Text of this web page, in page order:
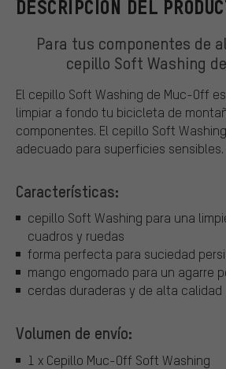
DESCRIPCIÓN DEL
Para tus componentes de
cepillo Soft Washing
El cepillo Soft Washing de Muc-Off
limpiar a fondo tu bicicleta de
componentes. El cepillo Soft
adecuado para superficies sensibles.
Características:
cepillo Soft Washing para una
cuadros y ruedas
forma perfecta para suciedad
mango engomado para un agarre
cerdas duraderas y de alta calidad
Volumen de envío:
1 x Cepillo Muc-Off Soft Washing